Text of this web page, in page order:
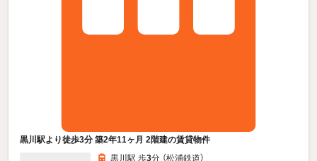
黒川駅より徒歩3分 築2年11ヶ月 2階建の賃貸物件
黒川駅 歩3分 （松浦鉄道）